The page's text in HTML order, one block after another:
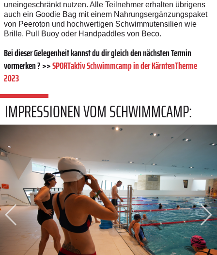
uneingeschränkt nutzen. Alle Teilnehmer erhalten übrigens
auch ein Goodie Bag mit einem Nahrungsergänzungspaket
von Peeroton und hochwertigen Schwimmutensilien wie
Brille, Pull Buoy oder Handpaddles von Beco.
Bei dieser Gelegenheit kannst du dir gleich den nächsten Termin
vormerken ? >>SPORTaktiv Schwimmcamp in der KärntenTherme
2023
IMPRESSIONEN VOM SCHWIMMCAMP: